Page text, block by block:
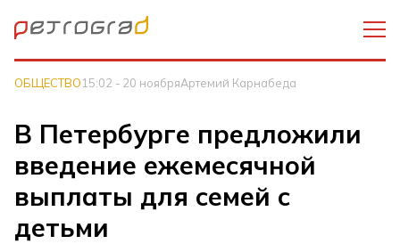
ОБЩЕСТВО15:02 - 20 ноябряАртемий Карнабеда
В Петербурге предложили
введение ежемесячной
выплаты для семей с
детьми